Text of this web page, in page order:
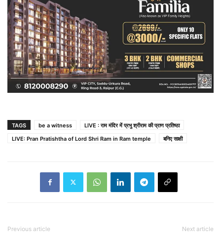
TAGS be a witness
LIVE : राम मंदिर में प्रभु श्रीराम की प्राण प्रतिष्ठा
LIVE: Pran Pratishtha of Lord Shri Ram in Ram temple
बनिए साक्षी
Previous article Next article